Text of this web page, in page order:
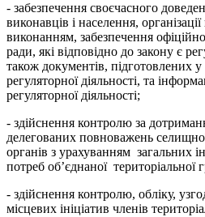
- забезпечення своєчасного
виконавців і населення,
виконанням, забезпечення
ради, які відповідно до закону є
також документів, підготовлених
регуляторної діяльності, та
регуляторної діяльності;
- здійснення контролю за
делегованих повноважень
органів з урахуванням загальних
потреб об’єднаної територіальної
- здійснення контролю, обліку,
місцевих ініціатив членів